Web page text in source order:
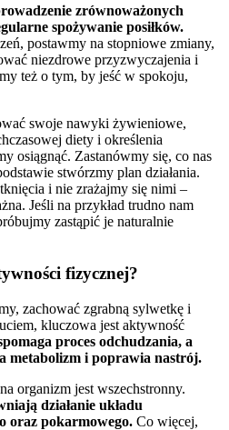
zrównoważonych
spożywanie posiłków.
postawmy na stopniowe zmiany,
niezdrowe przyzwyczajenia i
też o tym, by jeść w spokoju,
swoje nawyki żywieniowe,
diety i określenia
osiągnąć. Zastanówmy się, co nas
stwórzmy plan działania.
i nie zrażajmy się nimi –
Jeśli na przykład trudno nam
zastąpić je naturalnie
fizycznej?
zachować zgrabną sylwetkę i
kluczowa jest aktywność
proces odchudzania, a
metabolizm i poprawia nastrój.
organizm jest wszechstronny.
działanie układu
oraz pokarmowego. Co więcej,